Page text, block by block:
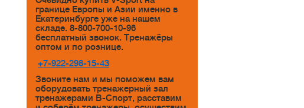
границе Европы и Азии именно в
Екатеринбурге уже на нашем
складе. 8-800-700-10-96
бесплатный звонок. Тренажёры
оптом и по рознице.
+7-922-298-15-43
Звоните нам и мы поможем вам
оборудовать тренажерный зал
тренажерами В-Спорт, расставим